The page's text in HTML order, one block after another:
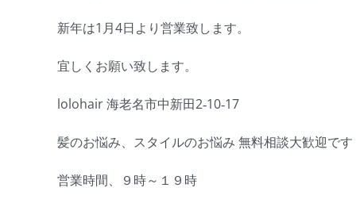
新年は1月4日より営業致します。
宜しくお願い致します。
lolohair 海老名市中新田2‐10‐17
髪のお悩み、スタイルのお悩み 無料相談大歓迎で
営業時間、９時～１９時